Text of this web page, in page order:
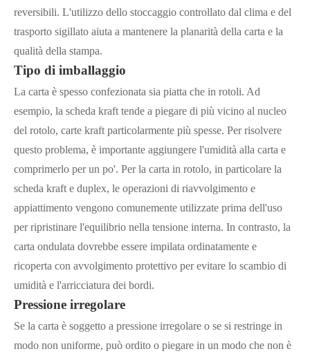
reversibili. L'utilizzo dello stoccaggio controllato dal clima e del
trasporto sigillato aiuta a mantenere la planarità della carta e la
qualità della stampa.
Tipo di imballaggio
La carta è spesso confezionata sia piatta che in rotoli. Ad
esempio, la scheda kraft tende a piegare di più vicino al nucleo
del rotolo, carte kraft particolarmente più spesse. Per risolvere
questo problema, è importante aggiungere l'umidità alla carta e
comprimerlo per un po'. Per la carta in rotolo, in particolare la
scheda kraft e duplex, le operazioni di riavvolgimento e
appiattimento vengono comunemente utilizzate prima dell'uso
per ripristinare l'equilibrio nella tensione interna. In contrasto, la
carta ondulata dovrebbe essere impilata ordinatamente e
ricoperta con avvolgimento protettivo per evitare lo scambio di
umidità e l'arricciatura dei bordi.
Pressione irregolare
Se la carta è soggetto a pressione irregolare o se si restringe in
modo non uniforme, può ordito o piegare in un modo che non è